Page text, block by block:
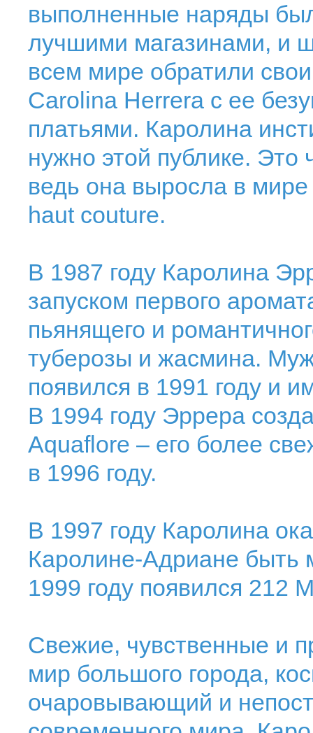
выполненные наряды
лучшими магазинами, и
всем мире обратили
Carolina Herrera c ее
платьями. Каролина
нужно этой публике. Это
ведь она выросла в
haut couture.
В 1987 году Каролина
запуском первого
пьянящего и
туберозы и жасмина.
появился в 1991 году и
В 1994 году Эррера
Aquaflore – его более
в 1996 году.
В 1997 году Каролина
Каролине-Адриане быть
1999 году появился 212
Свежие, чувственные и
мир большого города,
очаровывающий и